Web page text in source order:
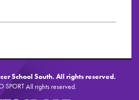
School South. All rights reserved.
SPORTAll rights reserved.